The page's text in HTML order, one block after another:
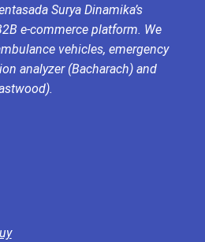
Surya Dinamika’s
e-commerce platform. We
vehicles, emergency
analyzer (Bacharach) and